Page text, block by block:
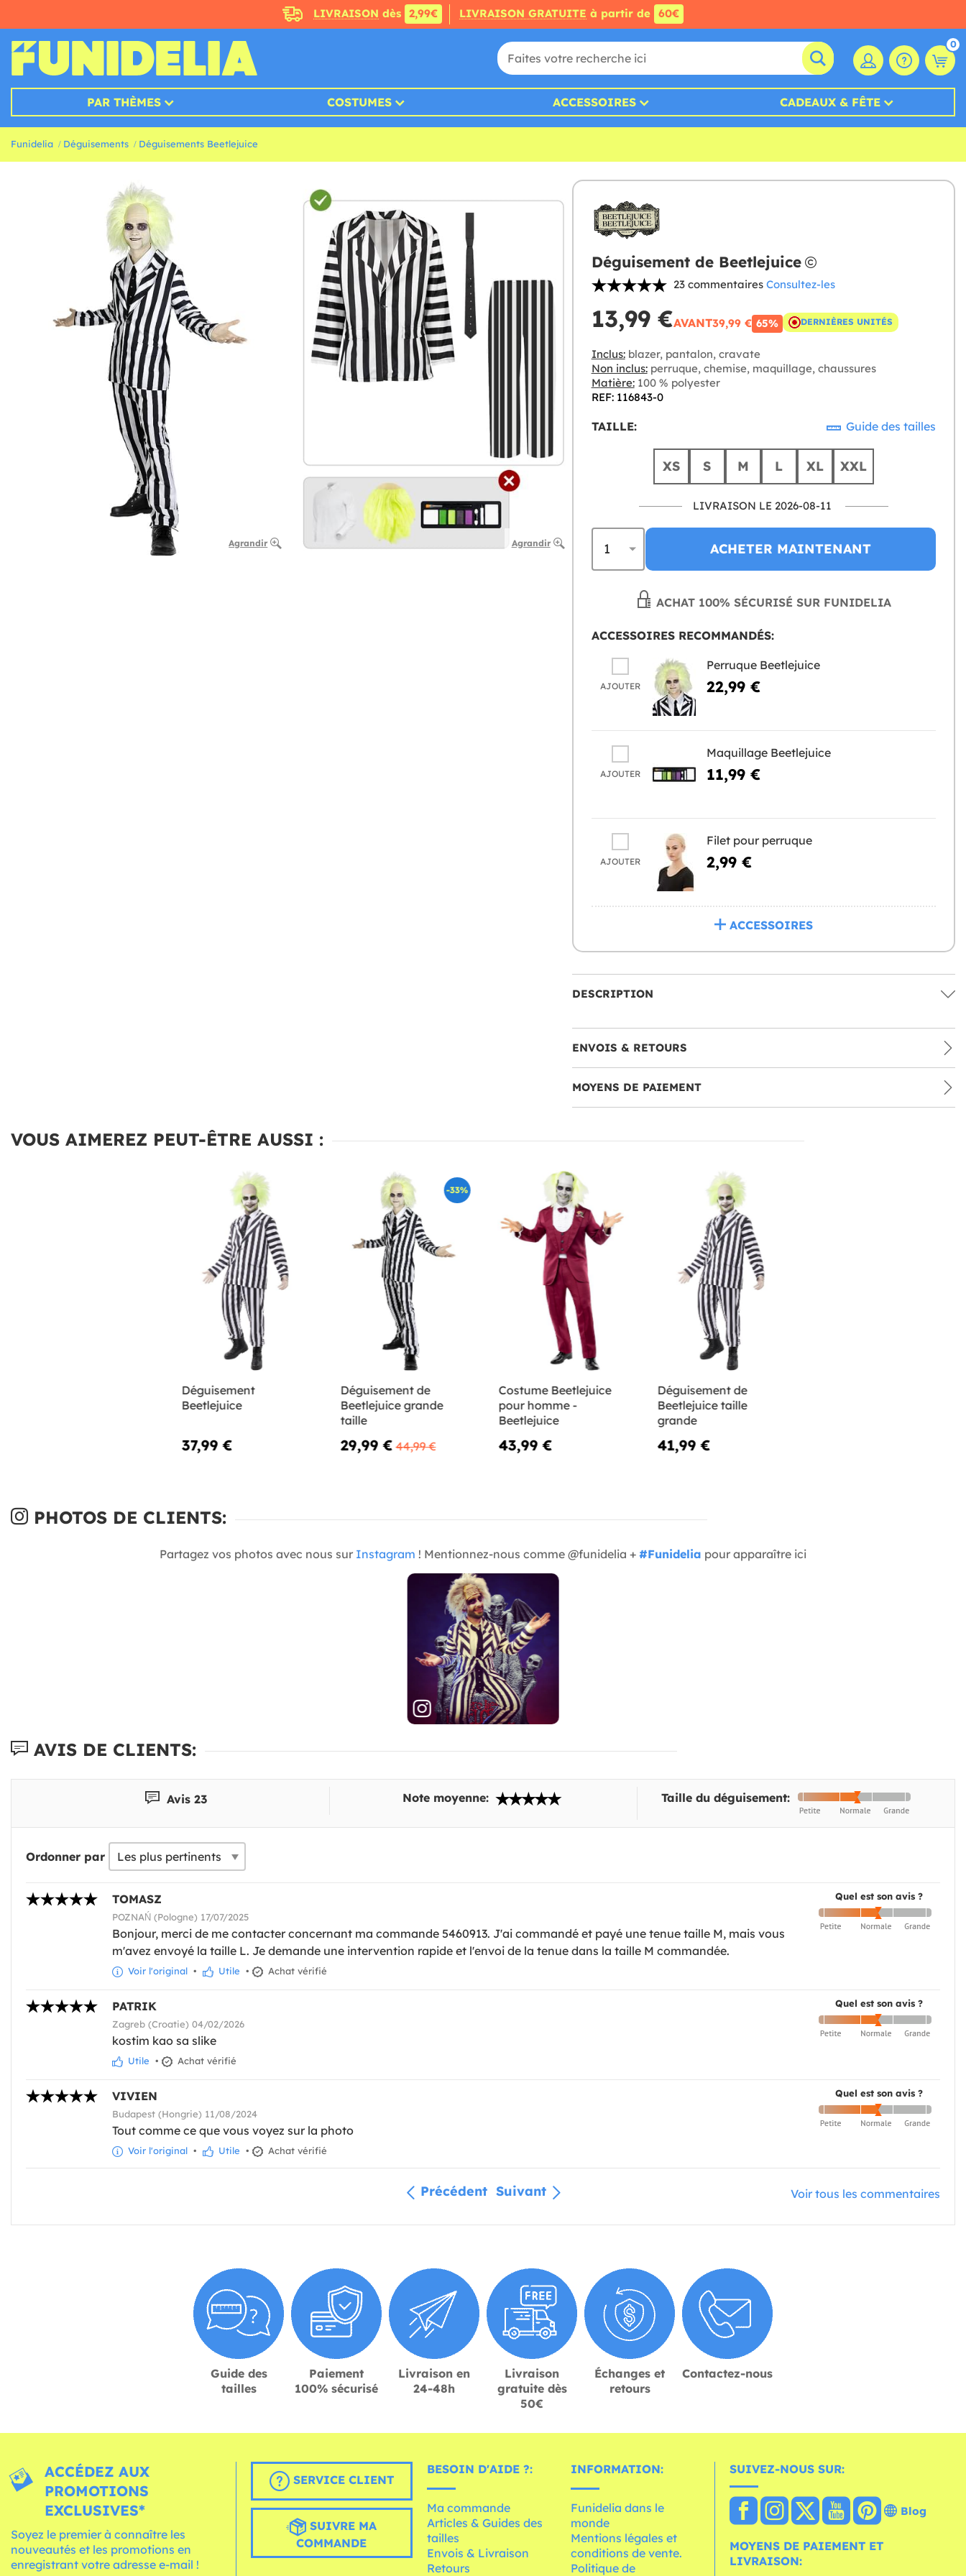
LIVRAISON dès 2,99€ LIVRAISON GRATUITE à partir de 60€
0
PAR THÈMES COSTUMES ACCESSOIRES CADEAUX & FÊTE
Funidelia Déguisements Déguisements Beetlejuice
Agrandir Agrandir
Déguisement de Beetlejuice
23 commentaires Consultez-les
13,99 €AVANT39,99 € 65% DERNIÈRES UNITÉS
Inclus:blazer, pantalon, cravate
Non inclus:perruque, chemise, maquillage, chaussures
Matière:100 % polyester
REF: 116843-0
TAILLE: Guide des tailles
XS S M L XL XXL
LIVRAISON LE 2026-08-11
ACHETER MAINTENANT
ACHAT 100% SÉCURISÉ SUR FUNIDELIA
ACCESSOIRES RECOMMANDÉS:
AJOUTER
Perruque Beetlejuice
22,99 €
AJOUTER
Maquillage Beetlejuice
11,99 €
AJOUTER
Filet pour perruque
2,99 €
ACCESSOIRES
DESCRIPTION
ENVOIS & RETOURS
MOYENS DE PAIEMENT
VOUS AIMEREZ PEUT-ÊTRE AUSSI :
Déguisement
Beetlejuice
37,99 €
-33%
Déguisement de
Beetlejuice grande
taille
29,99 € 44,99 €
Costume Beetlejuice
pour homme -
Beetlejuice
43,99 €
Déguisement de
Beetlejuice taille
grande
41,99 €
PHOTOS DE CLIENTS:
Partagez vos photos avec nous sur Instagram ! Mentionnez-nous comme @funidelia + #Funidelia pour apparaître ici
AVIS DE CLIENTS:
Avis 23 Note moyenne: Taille du déguisement:
Ordonner par
Quel est son avis ?
TOMASZ
POZNAŃ (Pologne) 17/07/2025
Bonjour, merci de me contacter concernant ma commande 5460913. J'ai commandé et payé une tenue taille M, mais vous
m'avez envoyé la taille L. Je demande une intervention rapide et l'envoi de la tenue dans la taille M commandée.
Voir l'original • Utile • Achat vérifié
Quel est son avis ?
PATRIK
Zagreb (Croatie) 04/02/2026
kostim kao sa slike
Utile • Achat vérifié
Quel est son avis ?
VIVIEN
Budapest (Hongrie) 11/08/2024
Tout comme ce que vous voyez sur la photo
Voir l'original • Utile • Achat vérifié
Précédent Suivant Voir tous les commentaires
Guide des
tailles
Paiement
100% sécurisé
Livraison en
24-48h
Livraison
gratuite dès
50€
Échanges et
retours
Contactez-nous
ACCÉDEZ AUX
PROMOTIONS
EXCLUSIVES*
Soyez le premier à connaître les
nouveautés et les promotions en
enregistrant votre adresse e-mail !
SERVICE CLIENT
SUIVRE MA
COMMANDE
BESOIN D'AIDE ?:
Ma commande
Articles & Guides des
tailles
Envois & Livraison
Retours
INFORMATION:
Funidelia dans le
monde
Mentions légales et
conditions de vente.
Politique de
SUIVEZ-NOUS SUR:
Blog
MOYENS DE PAIEMENT ET
LIVRAISON: